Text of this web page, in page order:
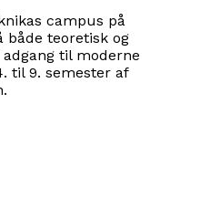
campus på
både teoretisk og
til moderne
til 9. semester af